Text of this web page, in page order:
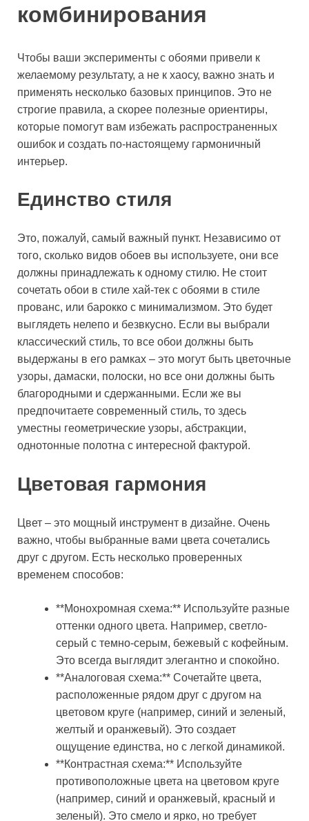
комбинирования
Чтобы ваши эксперименты с обоями привели к
желаемому результату, а не к хаосу, важно знать и
применять несколько базовых принципов. Это не
строгие правила, а скорее полезные ориентиры,
которые помогут вам избежать распространенных
ошибок и создать по-настоящему гармоничный
интерьер.
Единство стиля
Это, пожалуй, самый важный пункт. Независимо от
того, сколько видов обоев вы используете, они все
должны принадлежать к одному стилю. Не стоит
сочетать обои в стиле хай-тек с обоями в стиле
прованс, или барокко с минимализмом. Это будет
выглядеть нелепо и безвкусно. Если вы выбрали
классический стиль, то все обои должны быть
выдержаны в его рамках – это могут быть цветочные
узоры, дамаски, полоски, но все они должны быть
благородными и сдержанными. Если же вы
предпочитаете современный стиль, то здесь
уместны геометрические узоры, абстракции,
однотонные полотна с интересной фактурой.
Цветовая гармония
Цвет – это мощный инструмент в дизайне. Очень
важно, чтобы выбранные вами цвета сочетались
друг с другом. Есть несколько проверенных
временем способов:
**Монохромная схема:** Используйте разные
оттенки одного цвета. Например, светло-
серый с темно-серым, бежевый с кофейным.
Это всегда выглядит элегантно и спокойно.
**Аналоговая схема:** Сочетайте цвета,
расположенные рядом друг с другом на
цветовом круге (например, синий и зеленый,
желтый и оранжевый). Это создает
ощущение единства, но с легкой динамикой.
**Контрастная схема:** Используйте
противоположные цвета на цветовом круге
(например, синий и оранжевый, красный и
зеленый). Это смело и ярко, но требует